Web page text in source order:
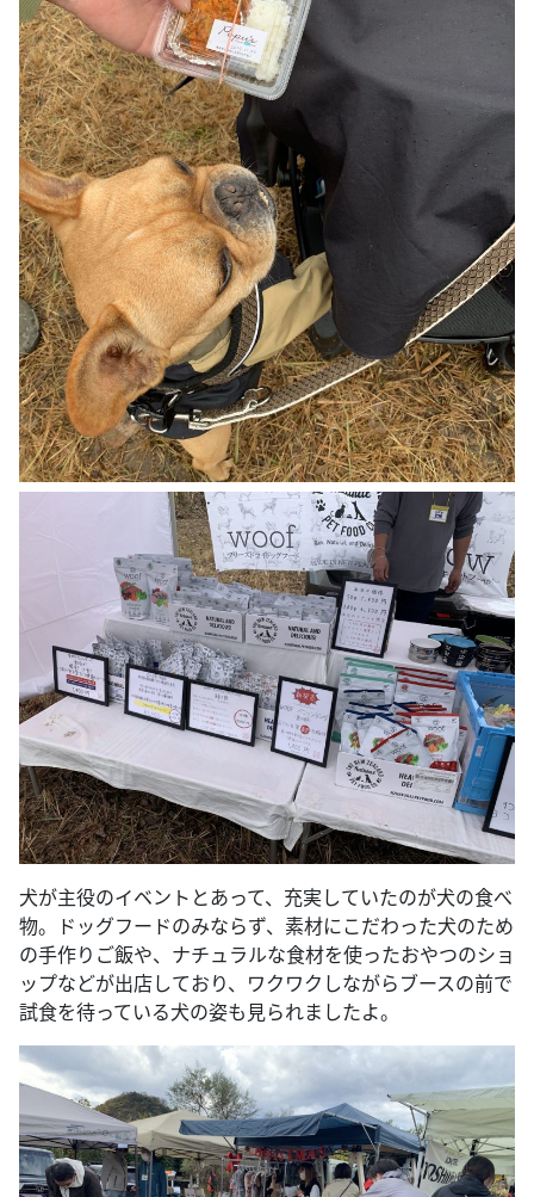
犬が主役のイベントとあって、充実していたのが犬の食べ
物。ドッグフードのみならず、素材にこだわった犬のため
の手作りご飯や、ナチュラルな食材を使ったおやつのショ
ップなどが出店しており、ワクワクしながらブースの前で
試食を待っている犬の姿も見られましたよ。